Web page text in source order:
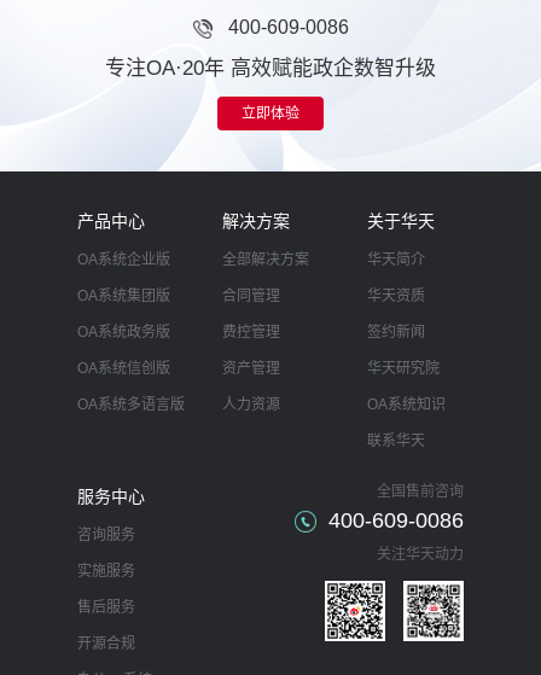
400-609-0086
专注OA·20年 高效赋能政企数智升级
立即体验
产品中心
OA系统企业版
OA系统集团版
OA系统政务版
OA系统信创版
OA系统多语言版
解决方案
全部解决方案
合同管理
费控管理
资产管理
人力资源
关于华天
华天简介
华天资质
签约新闻
华天研究院
OA系统知识
联系华天
服务中心
咨询服务
实施服务
售后服务
开源合规
全国售前咨询
400-609-0086
关注华天动力